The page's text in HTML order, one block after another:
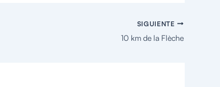
SIGUIENTE
10 km de la Flèche